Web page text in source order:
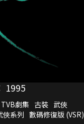
1995
TVB劇集 古裝 武俠
俠系列 數碼修復版 (VSR)